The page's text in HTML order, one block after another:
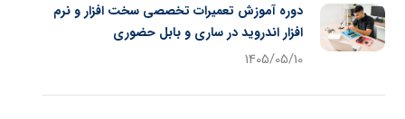
دوره آموزش تعمیرات تخصصی سخت افزار و نرم
افزار اندروید در ساری و بابل حضوری
1405/05/10